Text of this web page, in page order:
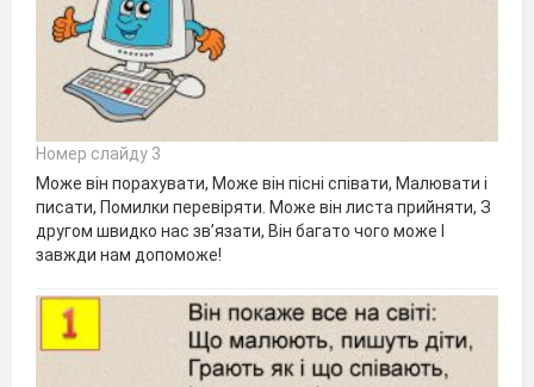
Номер слайду 3
Може він порахувати, Може він пісні співати, Малювати і
писати, Помилки перевіряти. Може він листа прийняти, З
другом швидко нас зв’язати, Він багато чого може І
завжди нам допоможе!